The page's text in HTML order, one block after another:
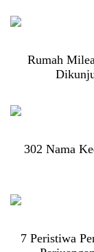
Rumah
302 Nama
7 Peristiwa